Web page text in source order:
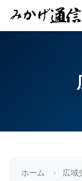
ホーム 広域